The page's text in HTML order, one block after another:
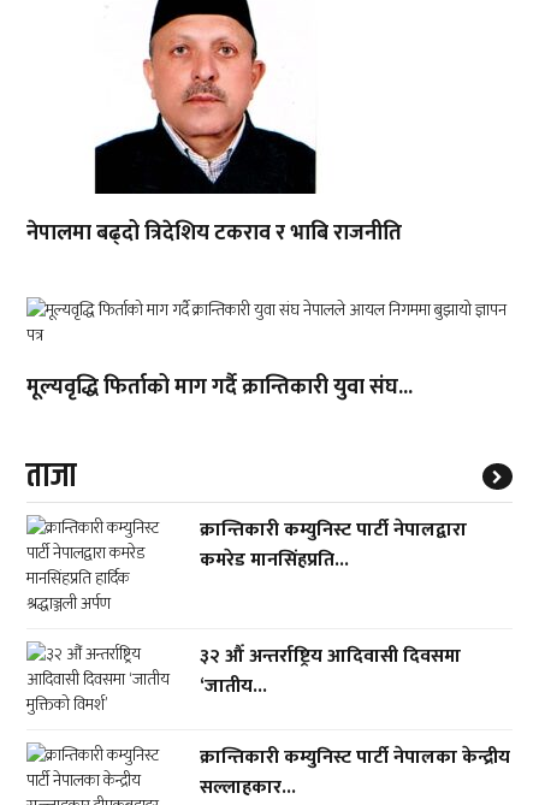
नेपालमा बढ्दो त्रिदेशिय टकराव र भाबि राजनीति
मूल्यवृद्धि फिर्ताको माग गर्दै क्रान्तिकारी युवा संघ...
ताजा
क्रान्तिकारी कम्युनिस्ट पार्टी नेपालद्वारा
कमरेड मानसिंहप्रति...
३२ औँ अन्तर्राष्ट्रिय आदिवासी दिवसमा
‘जातीय...
क्रान्तिकारी कम्युनिस्ट पार्टी नेपालका केन्द्रीय
सल्लाहकार...